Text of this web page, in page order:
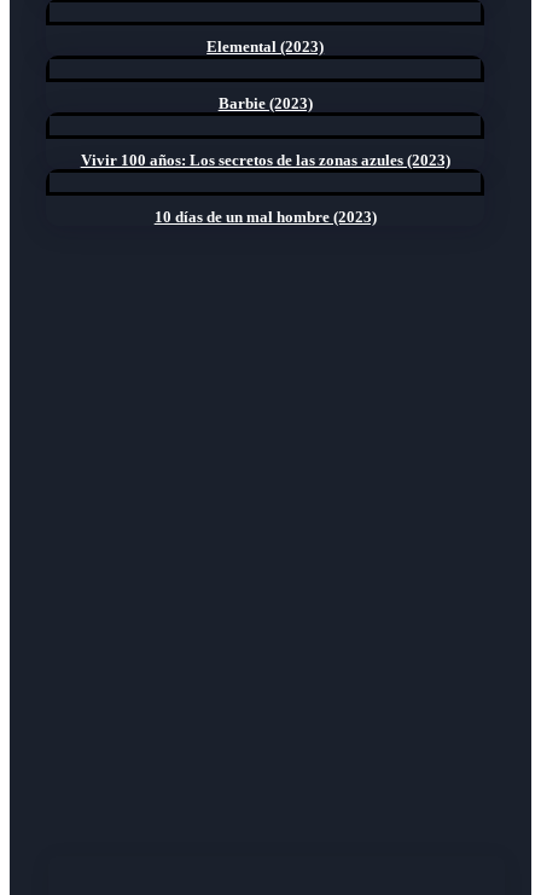
Elemental (2023)
Barbie (2023)
Vivir 100 años: Los secretos de las zonas azules (2023)
10 días de un mal hombre (2023)